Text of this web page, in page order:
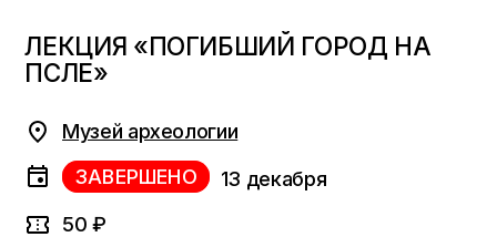
ЛЕКЦИЯ «ПОГИБШИЙ ГОРОД НА
ПСЛЕ»
Музей археологии
ЗАВЕРШЕНО
13 декабря
50 ₽